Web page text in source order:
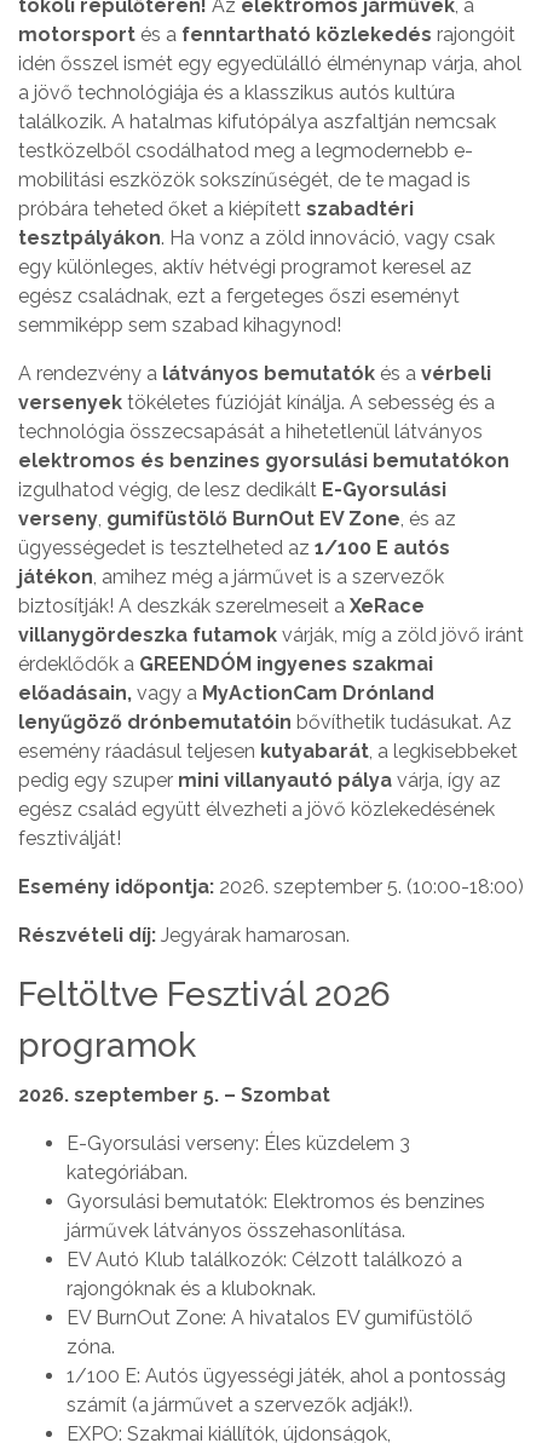
tököli repülőtéren! Az elektromos járművek, a
motorsport és a fenntartható közlekedés rajongóit
idén ősszel ismét egy egyedülálló élménynap várja, ahol
a jövő technológiája és a klasszikus autós kultúra
találkozik. A hatalmas kifutópálya aszfaltján nemcsak
testközelből csodálhatod meg a legmodernebb e-
mobilitási eszközök sokszínűségét, de te magad is
próbára teheted őket a kiépített szabadtéri
tesztpályákon. Ha vonz a zöld innováció, vagy csak
egy különleges, aktív hétvégi programot keresel az
egész családnak, ezt a fergeteges őszi eseményt
semmiképp sem szabad kihagynod!
A rendezvény a látványos bemutatók és a vérbeli
versenyek tökéletes fúzióját kínálja. A sebesség és a
technológia összecsapását a hihetetlenül látványos
elektromos és benzines gyorsulási bemutatókon
izgulhatod végig, de lesz dedikált E-Gyorsulási
verseny, gumifüstölő BurnOut EV Zone, és az
ügyességedet is tesztelheted az 1/100 E autós
játékon, amihez még a járművet is a szervezők
biztosítják! A deszkák szerelmeseit a XeRace
villanygördeszka futamok várják, míg a zöld jövő iránt
érdeklődők a GREENDÓM ingyenes szakmai
előadásain, vagy a MyActionCam Drónland
lenyűgöző drónbemutatóin bővíthetik tudásukat. Az
esemény ráadásul teljesen kutyabarát, a legkisebbeket
pedig egy szuper mini villanyautó pálya várja, így az
egész család együtt élvezheti a jövő közlekedésének
fesztiválját!
Esemény időpontja: 2026. szeptember 5. (10:00-18:00)
Részvételi díj: Jegyárak hamarosan.
Feltöltve Fesztivál 2026
programok
2026. szeptember 5. – Szombat
E-Gyorsulási verseny: Éles küzdelem 3
kategóriában.
Gyorsulási bemutatók: Elektromos és benzines
járművek látványos összehasonlítása.
EV Autó Klub találkozók: Célzott találkozó a
rajongóknak és a kluboknak.
EV BurnOut Zone: A hivatalos EV gumifüstölő
zóna.
1/100 E: Autós ügyességi játék, ahol a pontosság
számít (a járművet a szervezők adják!).
EXPO: Szakmai kiállítók, újdonságok,